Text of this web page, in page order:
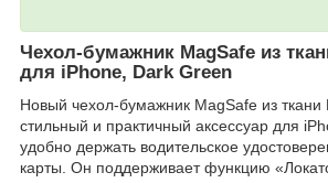
Чехол‑бумажник MagSafe из
для iPhone, Dark Green
Новый чехол‑бумажник MagSafe из
стильный и практичный аксессуар для
удобно держать водительское
карты. Он поддерживает функцию